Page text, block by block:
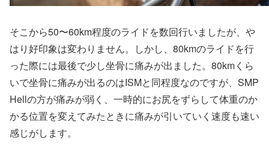
そこから50〜60km程度のライドを数回行いましたが、や
はり好印象は変わりません。しかし、80kmのライドを行
った際には最後で少し坐骨に痛みが出ました。80kmくら
いで坐骨に痛みが出るのはISMと同程度なのですが、SMP
Hellの方が痛みが弱く、一時的にお尻をずらして体重のか
かる位置を変えてみたときに痛みが引いていく速度も速い
感じがします。